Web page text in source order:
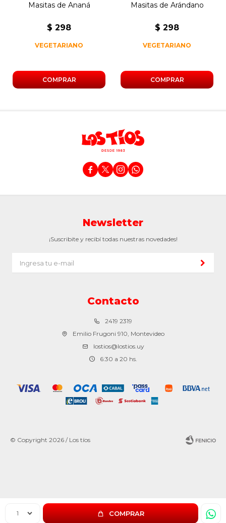
1 COMPRAR
Masitas de Ananá
$ 298
VEGETARIANO
Masitas de Arándano
$ 298
VEGETARIANO
   
Contacto
2419 2319
Emilio Frugoni 910, Montevideo
lostios@lostios.uy
6:30 a 20 hs.
Newsletter
¡Suscribite y recibí todas nuestras novedades!
© Copyright 2026 / Los tíos
Fenicio